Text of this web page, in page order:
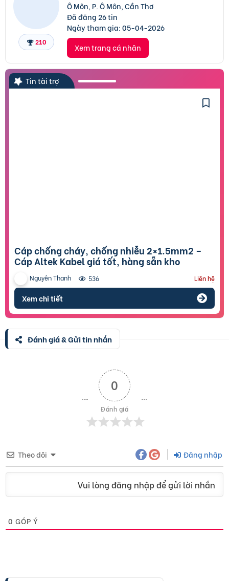
210
Ô Môn, P. Ô Môn, Cần Thơ
Đã đăng 26 tin
Ngày tham gia:05-04-2026
Xem trang cá nhân
Tin tài trợ
Cáp chống cháy, chống nhiễu 2×1.5mm2 –
Cáp Altek Kabel giá tốt, hàng sẵn kho
Nguyên Thanh 536 Liên hệ
Xem chi tiết
Đánh giá & Gửi tin nhắn
0
Đánh giá
Theo dõi Đăng nhập
Vui lòng đăng nhập để gửi lời nhắn
0 GÓP Ý